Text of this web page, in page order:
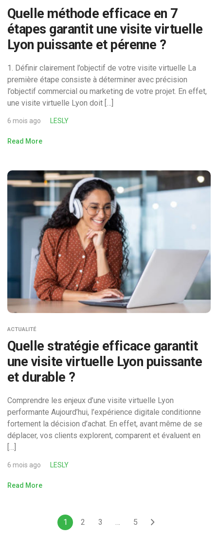
Quelle méthode efficace en 7
étapes garantit une visite virtuelle
Lyon puissante et pérenne ?
1. Définir clairement l’objectif de votre visite virtuelle La
première étape consiste à déterminer avec précision
l’objectif commercial ou marketing de votre projet. En effet,
une visite virtuelle Lyon doit […]
6 mois ago LESLY
Read More
ACTUALITÉ
Quelle stratégie efficace garantit
une visite virtuelle Lyon puissante
et durable ?
Comprendre les enjeux d’une visite virtuelle Lyon
performante Aujourd’hui, l’expérience digitale conditionne
fortement la décision d’achat. En effet, avant même de se
déplacer, vos clients explorent, comparent et évaluent en
[…]
6 mois ago LESLY
Read More
1 2 3 … 5